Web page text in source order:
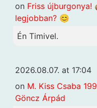
on Friss újburgonya!
legjobban? 😊
Én Timivel.
2026.08.07. at 17:04
on M. Kiss Csaba
Göncz Árpád